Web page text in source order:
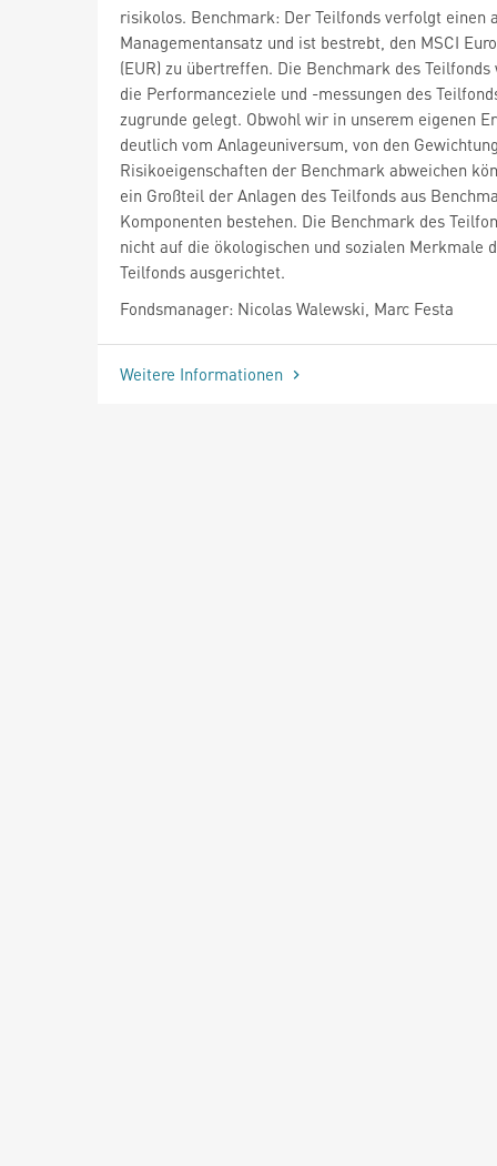
risikolos. Benchmark: Der Teilfonds verfolgt einen
Managementansatz und ist bestrebt, den MSCI
(EUR) zu übertreffen. Die Benchmark des
die Performanceziele und -messungen des
zugrunde gelegt. Obwohl wir in unserem eigenen
deutlich vom Anlageuniversum, von den
Risikoeigenschaften der Benchmark abweichen
ein Großteil der Anlagen des Teilfonds aus
Komponenten bestehen. Die Benchmark des
nicht auf die ökologischen und sozialen Merkmale
Teilfonds ausgerichtet.
Fondsmanager: Nicolas Walewski, Marc Festa
Weitere Informationen